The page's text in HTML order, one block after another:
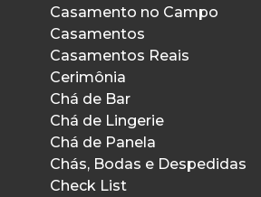
Casamento no Campo
Casamentos
Casamentos Reais
Cerimônia
Chá de Bar
Chá de Lingerie
Chá de Panela
Chás, Bodas e Despedidas
Check List